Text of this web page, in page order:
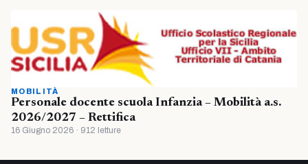
MOBILITÀ
Personale docente scuola Infanzia – Mobilità a.s.
2026/2027 – Rettifica
16 Giugno 2026 · 912 letture